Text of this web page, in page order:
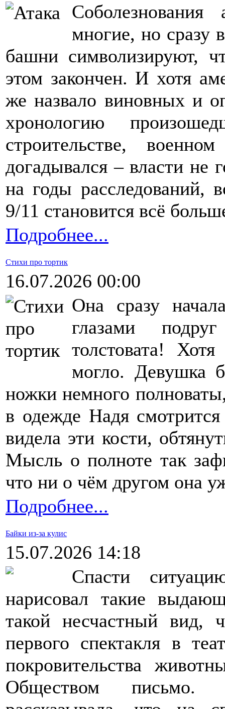
многие, но сразу
башни символизируют,
этом закончен. И хотя
же назвало виновных и
хронологию
строительстве,
догадывался – власти не
на годы расследований,
9/11 становится всё
Подробнее...
Стихи про тортик
16.07.2026 00:00
Она сразу
глазами
толстовата!
могло. Девушка
ножки немного
в одежде Надя
видела эти кости,
Мысль о полноте так
что ни о чём другом она
Подробнее...
Байки из-за кулис
15.07.2026 14:18
Спасти
нарисовал такие
такой несчастный вид,
первого спектакля в
покровительства
Обществом письмо.